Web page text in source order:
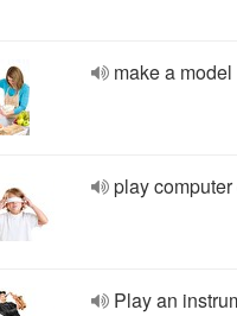
make a model
play
Play an